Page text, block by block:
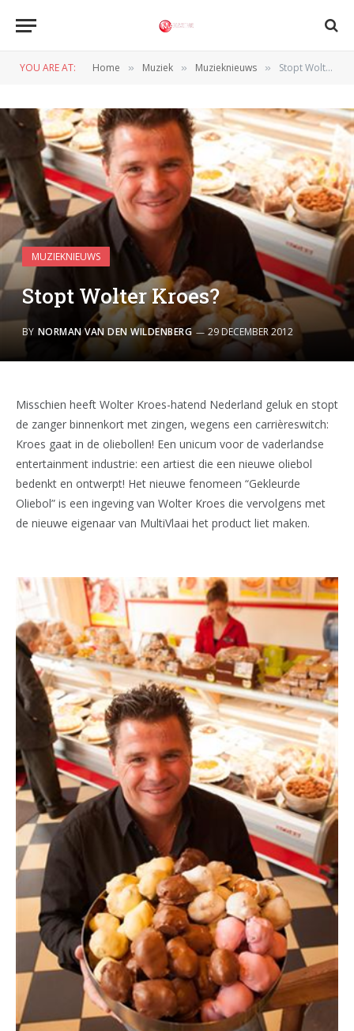
YOU ARE AT: Home » Muziek » Muzieknieuws » Stopt Wolter Kroes?
MUZIEKNIEUWS
Stopt Wolter Kroes?
BY NORMAN VAN DEN WILDENBERG 29 DECEMBER 2012
Misschien heeft Wolter Kroes-hatend Nederland geluk en stopt
de zanger binnenkort met zingen, wegens een carrièreswitch:
Kroes gaat in de oliebollen! Een unicum voor de vaderlandse
entertainment industrie: een artiest die een nieuwe oliebol
bedenkt en ontwerpt! Het nieuwe fenomeen “Gekleurde
Oliebol” is een ingeving van Wolter Kroes die vervolgens met
de nieuwe eigenaar van MultiVlaai het product liet maken.